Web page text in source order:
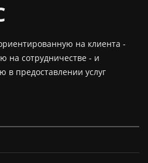
на клиента -
на сотрудничестве - и
в предоставлении услуг